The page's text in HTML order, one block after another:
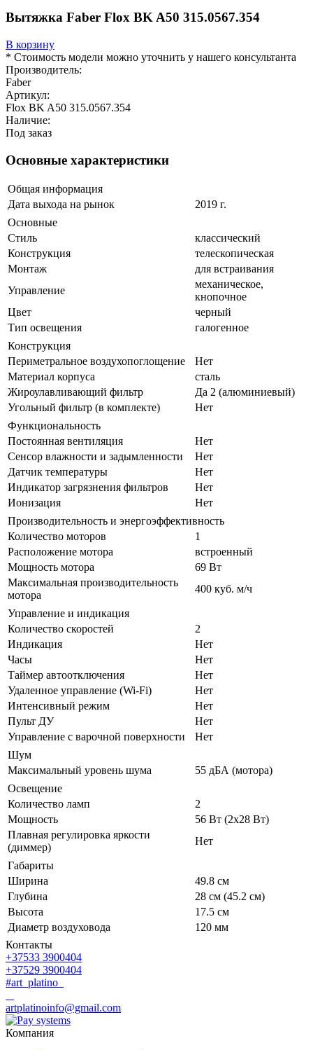
Вытяжка Faber Flox BK A50 315.0567.354
В корзину
* Стоимость модели можно уточнить у нашего консультанта
Производитель:
Faber
Артикул:
Flox BK A50 315.0567.354
Наличие:
Под заказ
Основные характеристики
Общая информация
Дата выхода на рынок
2019 г.
Основные
Стиль
классический
Конструкция
телескопическая
Монтаж
для встраивания
Управление
механическое,
кнопочное
Цвет
черный
Тип освещения
галогенное
Конструкция
Периметральное воздухопоглощение
Нет
Материал корпуса
сталь
Жироулавливающий фильтр
Да 2 (алюминиевый)
Угольный фильтр (в комплекте)
Нет
Функциональность
Постоянная вентиляция
Нет
Сенсор влажности и задымленности
Нет
Датчик температуры
Нет
Индикатор загрязнения фильтров
Нет
Ионизация
Нет
Производительность и энергоэффективность
Количество моторов
1
Расположение мотора
встроенный
Мощность мотора
69 Вт
Максимальная производительность
мотора
400 куб. м/ч
Управление и индикация
Количество скоростей
2
Индикация
Нет
Часы
Нет
Таймер автоотключения
Нет
Удаленное управление (Wi-Fi)
Нет
Интенсивный режим
Нет
Пульт ДУ
Нет
Управление с варочной поверхности
Нет
Шум
Максимальный уровень шума
55 дБА (мотора)
Освещение
Количество ламп
2
Мощность
56 Вт (2x28 Вт)
Плавная регулировка яркости
(диммер)
Нет
Габариты
Ширина
49.8 см
Глубина
28 см (45.2 см)
Высота
17.5 см
Диаметр воздуховода
120 мм
Контакты
+37533 3900404
+37529 3900404
#art_platino
artplatinoinfo@gmail.com
Компания